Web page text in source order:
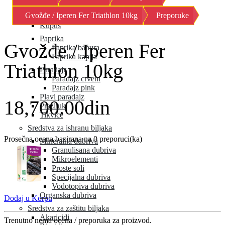
Kornison
Krastavac
Kupus
Paprika
Paprika babura
Paprika kapija
Paradajz
Paradajz crveni
Paradajz pink
Plavi paradajz
Praziluk
Tikvice
Sredstva za ishranu biljaka
Mineralna đubriva
Granulisana đubriva
Mikroelementi
Proste soli
Specijalna đubriva
Vodotopiva đubriva
Organska đubriva
Sredstva za zaštitu biljaka
Akaricidi
Gvožđe / Iperen Fer Triathlon 10kg Preporuke
Gvožđe / Iperen Fer
Triathlon 10kg
18,700.00din
Prosečna ocena bazirana na 0 preporuci(ka)
Dodaj u Korpu
Trenutno nema ocena / preporuka za proizvod.